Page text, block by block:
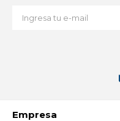
Empresa